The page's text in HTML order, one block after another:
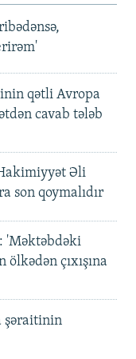
qətli Avropa
cavab tələb
Əli
son qoymalıdır
'Məktəbdəki
çıxışına
şəraitinin